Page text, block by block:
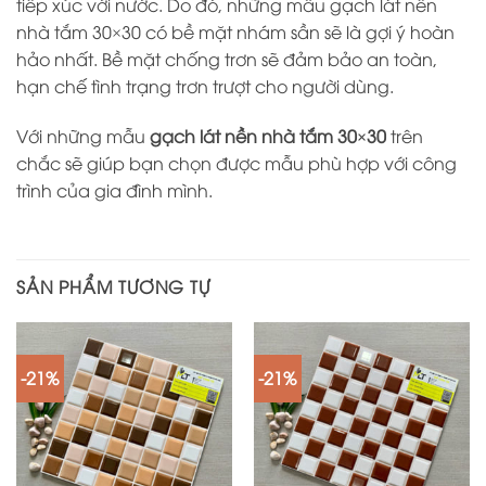
nhà tắm 30×30 có bề mặt nhám sần sẽ là gợi ý hoàn
hảo nhất. Bề mặt chống trơn sẽ đảm bảo an toàn,
hạn chế tình trạng trơn trượt cho người dùng.
Với những mẫu gạch lát nền nhà tắm 30×30trên
chắc sẽ giúp bạn chọn được mẫu phù hợp với công
trình của gia đình mình.
SẢN PHẨM TƯƠNG TỰ
-21% -21%